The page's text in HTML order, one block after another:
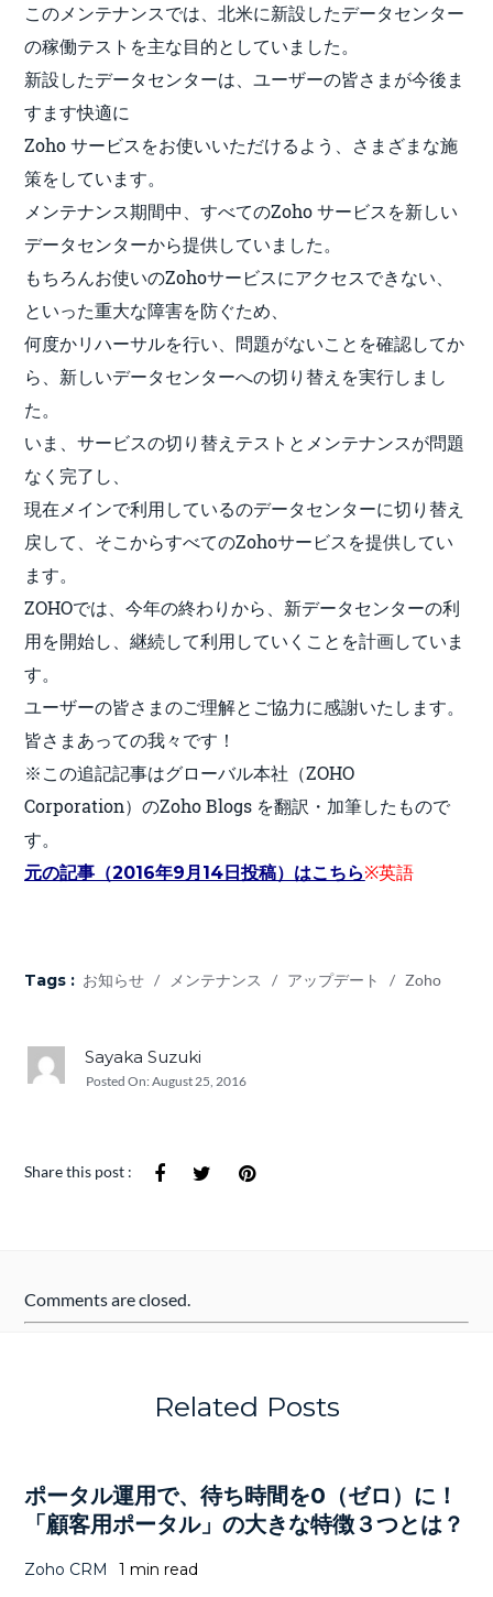
このメンテナンスでは、北米に新設したデータセンター
の稼働テストを主な目的としていました。
新設したデータセンターは、ユーザーの皆さまが今後ま
すます快適に
Zoho サービスをお使いいただけるよう、さまざまな施
策をしています。
メンテナンス期間中、すべてのZoho サービスを新しい
データセンターから提供していました。
もちろんお使いのZohoサービスにアクセスできない、
といった重大な障害を防ぐため、
何度かリハーサルを行い、問題がないことを確認してか
ら、新しいデータセンターへの切り替えを実行しまし
た。
いま、サービスの切り替えテストとメンテナンスが問題
なく完了し、
現在メインで利用しているのデータセンターに切り替え
戻して、そこからすべてのZohoサービスを提供してい
ます。
ZOHOでは、今年の終わりから、新データセンターの利
用を開始し、継続して利用していくことを計画していま
す。
ユーザーの皆さまのご理解とご協力に感謝いたします。
皆さまあっての我々です！
※この追記記事はグローバル本社（ZOHO
Corporation）のZoho Blogs を翻訳・加筆したもので
す。
元の記事（2016年9月14日投稿）はこちら※英語
Tags : お知らせ / メンテナンス / アップデート / Zoho
Sayaka Suzuki
Posted On:August 25, 2016
Share this post :
Comments are closed.
Related Posts
ポータル運用で、待ち時間を0（ゼロ）に！
「顧客用ポータル」の大きな特徴３つとは？
Zoho CRM 1 min read